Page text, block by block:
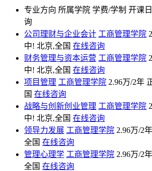
专业方向 所属学院 学费/学制 开课
询
公司理财与企业会计 工商管理学院
中! 北京,全国 在线咨询
财务管理与资本运营 工商管理学院
中! 北京,全国 在线咨询
项目管理 工商管理学院 2.96万/2年
国 在线咨询
战略与创新创业管理 工商管理学院
中! 北京,全国 在线咨询
领导力发展 工商管理学院 2.96万/2年
全国 在线咨询
管理心理学 工商管理学院 2.96万/2年
全国 在线咨询